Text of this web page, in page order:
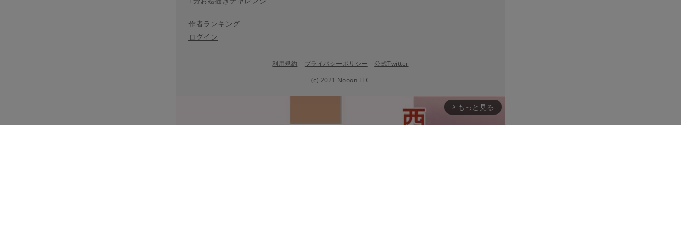
作者ランキング
ログイン
利用規約 プライバシーポリシー
公式Twitter
(c) 2021 Nooon LLC
arrow_forward_ios もっと見る